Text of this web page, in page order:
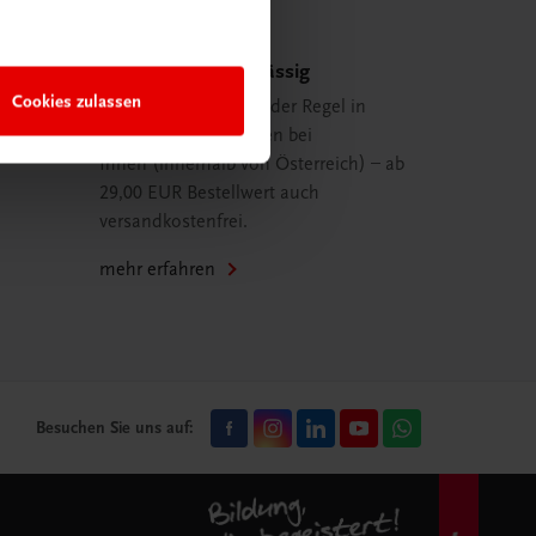
Cookies zulassen
Schnell und zuverlässig
Ihre Bestellung ist in der Regel in
spätestens 48 Stunden bei
Ihnen (innerhalb von Österreich) – ab
29,00 EUR Bestellwert auch
versandkostenfrei.
mehr erfahren
Besuchen Sie uns auf: